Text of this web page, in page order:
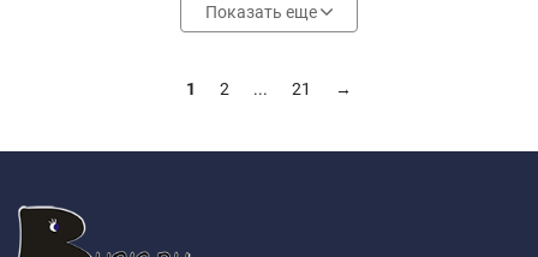
Показать еще
1 2 ... 21 →